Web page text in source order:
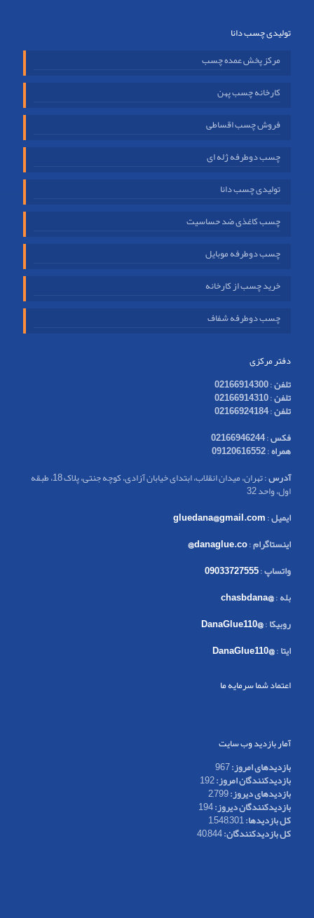
تولیدی چسب دانا
مرکز پخش عمده چسب
کارخانه چسب پهن
فروش چسب اقساطی
چسب دوطرفه ژله ای
تولیدی چسب دانا
چسب کاغذی ضد حساسیت
چسب دوطرفه موبایل
خرید چسب از کارخانه
چسب دوطرفه شفاف
دفتر مرکزی
تلفن:
02166914300
تلفن:
02166914310
تلفن:
02166924184
فکس:
02166946244
همراه:
09120616552
آدرس
: تهران، میدان انقلاب، ابتدای خیابان آزادی، کوچه جنتی، پلاک 18، طبقه
اول، واحد 32
ایمیل:
gluedana@gmail.com
اینستاگرام:
danaglue.co@
واتساپ:
09033727555
بله:
@chasbdana
روبیکا:
@DanaGlue110
ایتا:
@DanaGlue110
اعتماد شما سرمایه ما
آمار بازدید وب سایت
بازدیدهای امروز:967
بازدیدکنندگان امروز:192
بازدیدهای دیروز:2,799
بازدیدکنندگان دیروز:194
کل بازدیدها:1,548,301
کل بازدیدکنند‌گان:40,844